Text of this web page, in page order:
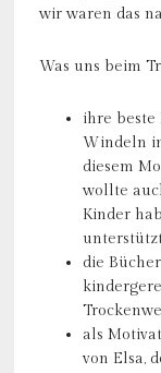
wir waren das
Was uns beim
ihre beste
Windeln
diesem
wollte
Kinder
die
als
von Elsa,